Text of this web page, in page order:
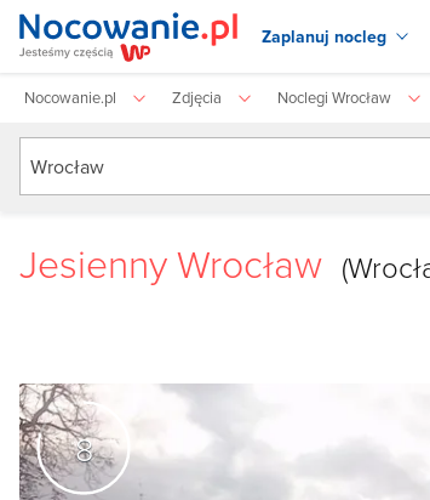
Zaplanuj nocleg
Nocowanie.pl Zdjęcia Noclegi Wrocław
Jesienny Wrocław
8